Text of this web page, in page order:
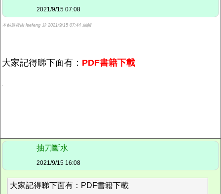
2021/9/15 07:08
本帖最後由 leefeng 於 2021/9/15 07:44 編輯
大家記得睇下面有： PDF書籍下載
.
抽刀斷水
2021/9/15 16:08
大家記得睇下面有：PDF書籍下載